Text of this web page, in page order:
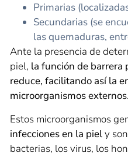
Primarias
Secundarias (se
las quemaduras,
Ante la presencia de
piel, la función de barrera
reduce, facilitando así la
microorganismos externos.
Estos microorganismos
infecciones en la piely
bacterias, los virus, los